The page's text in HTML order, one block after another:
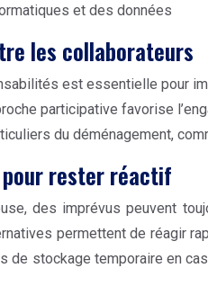
et des données
les collaborateurs
est essentielle pour
participative favorise
du déménagement,
rester réactif
des imprévus peuvent
permettent de réagir
de stockage temporaire en